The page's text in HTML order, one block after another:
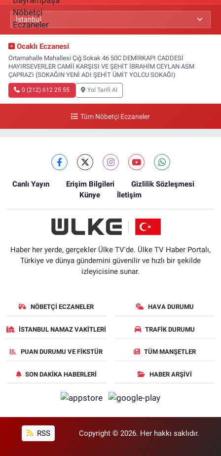
Ocaklı Eczanesi
Ortamahalle Mahallesi Çığ Sokak 46 50C DEMİRKAPI CADDESİ
HAYIRSEVERLER CAMİİ KARŞISI VE ŞEHİT İBRAHİM CEYLAN ASM
ÇAPRAZI (SOKAĞIN YENİ ADI ŞEHİT ÜMİT YOLCU SOKAĞI)
0 (212) 612 25 55 Yol Tarifi Al
Tüm Nöbetçi Eczaneler
Canlı Yayın Erişim Bilgileri
Gizlilik Sözleşmesi
Künye
İletişim
Haber her yerde, gerçekler Ülke TV'de. Ülke TV Haber Portalı,
Türkiye ve dünya gündemini güvenilir ve hızlı bir şekilde
izleyicisine sunar.
NÖBETÇI ECZANELER HAVA DURUMU
İSTANBUL NAMAZ VAKITLERI TRAFIK DURUMU
PUAN DURUMU VE FIKSTÜR TÜM MANŞETLER
SON DAKIKA HABERLERI HABER ARŞIVI
RSS Copyright © 2026. Her hakkı saklıdır.